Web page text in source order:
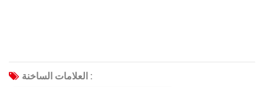
العلامات الساخنة :